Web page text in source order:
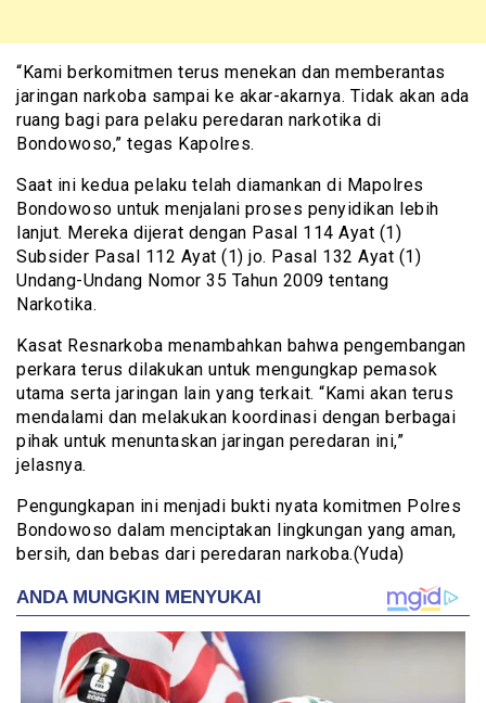
“Kami berkomitmen terus menekan dan memberantas
jaringan narkoba sampai ke akar-akarnya. Tidak akan ada
ruang bagi para pelaku peredaran narkotika di
Bondowoso,” tegas Kapolres.
Saat ini kedua pelaku telah diamankan di Mapolres
Bondowoso untuk menjalani proses penyidikan lebih
lanjut. Mereka dijerat dengan Pasal 114 Ayat (1)
Subsider Pasal 112 Ayat (1) jo. Pasal 132 Ayat (1)
Undang-Undang Nomor 35 Tahun 2009 tentang
Narkotika.
Kasat Resnarkoba menambahkan bahwa pengembangan
perkara terus dilakukan untuk mengungkap pemasok
utama serta jaringan lain yang terkait. “Kami akan terus
mendalami dan melakukan koordinasi dengan berbagai
pihak untuk menuntaskan jaringan peredaran ini,”
jelasnya.
Pengungkapan ini menjadi bukti nyata komitmen Polres
Bondowoso dalam menciptakan lingkungan yang aman,
bersih, dan bebas dari peredaran narkoba.(Yuda)